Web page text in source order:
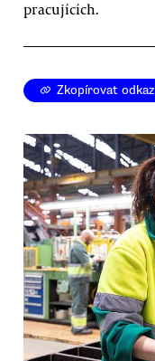
pracujících.
Zkopírovat odkaz